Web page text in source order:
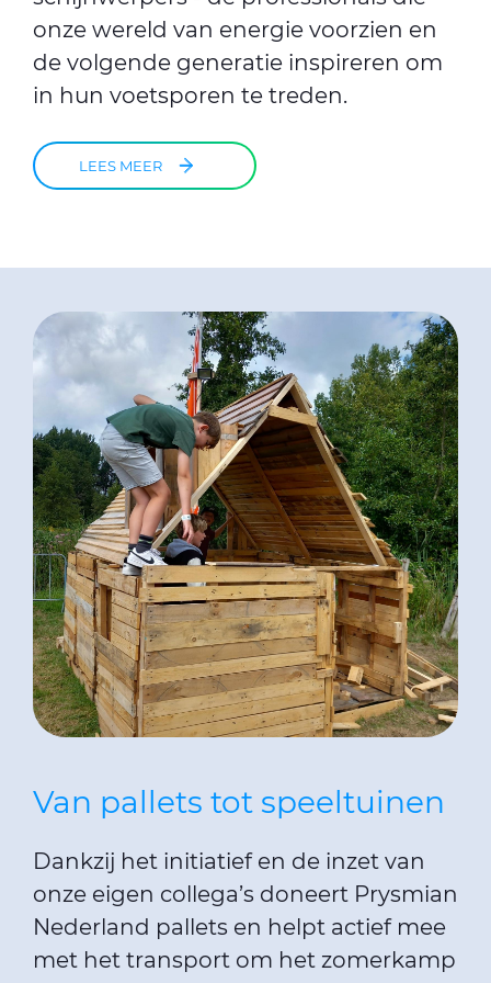
onze wereld van energie voorzien en
de volgende generatie inspireren om
in hun voetsporen te treden.
LEES MEER
Van pallets tot speeltuinen
Dankzij het initiatief en de inzet van
onze eigen collega’s doneert Prysmian
Nederland pallets en helpt actief mee
met het transport om het zomerkamp